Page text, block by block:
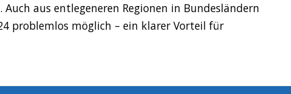
aus entlegeneren Regionen in Bundesländern
problemlos möglich – ein klarer Vorteil für